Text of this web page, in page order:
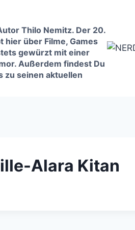
Thilo Nemitz. Der 20.
über Filme, Games
gewürzt mit einer
Außerdem findest Du
zu seinen aktuellen
Alara Kitan